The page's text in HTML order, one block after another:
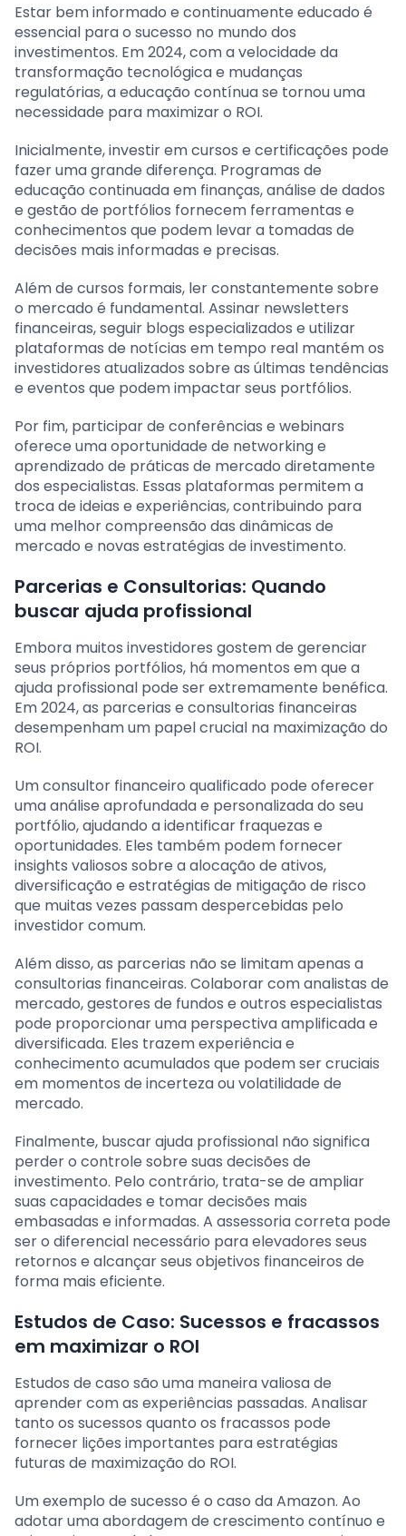
Estar bem informado e continuamente educado é
essencial para o sucesso no mundo dos
investimentos. Em 2024, com a velocidade da
transformação tecnológica e mudanças
regulatórias, a educação contínua se tornou uma
necessidade para maximizar o ROI.
Inicialmente, investir em cursos e certificações pode
fazer uma grande diferença. Programas de
educação continuada em finanças, análise de dados
e gestão de portfólios fornecem ferramentas e
conhecimentos que podem levar a tomadas de
decisões mais informadas e precisas.
Além de cursos formais, ler constantemente sobre
o mercado é fundamental. Assinar newsletters
financeiras, seguir blogs especializados e utilizar
plataformas de notícias em tempo real mantém os
investidores atualizados sobre as últimas tendências
e eventos que podem impactar seus portfólios.
Por fim, participar de conferências e webinars
oferece uma oportunidade de networking e
aprendizado de práticas de mercado diretamente
dos especialistas. Essas plataformas permitem a
troca de ideias e experiências, contribuindo para
uma melhor compreensão das dinâmicas de
mercado e novas estratégias de investimento.
Parcerias e Consultorias: Quando
buscar ajuda profissional
Embora muitos investidores gostem de gerenciar
seus próprios portfólios, há momentos em que a
ajuda profissional pode ser extremamente benéfica.
Em 2024, as parcerias e consultorias financeiras
desempenham um papel crucial na maximização do
ROI.
Um consultor financeiro qualificado pode oferecer
uma análise aprofundada e personalizada do seu
portfólio, ajudando a identificar fraquezas e
oportunidades. Eles também podem fornecer
insights valiosos sobre a alocação de ativos,
diversificação e estratégias de mitigação de risco
que muitas vezes passam despercebidas pelo
investidor comum.
Além disso, as parcerias não se limitam apenas a
consultorias financeiras. Colaborar com analistas de
mercado, gestores de fundos e outros especialistas
pode proporcionar uma perspectiva amplificada e
diversificada. Eles trazem experiência e
conhecimento acumulados que podem ser cruciais
em momentos de incerteza ou volatilidade de
mercado.
Finalmente, buscar ajuda profissional não significa
perder o controle sobre suas decisões de
investimento. Pelo contrário, trata-se de ampliar
suas capacidades e tomar decisões mais
embasadas e informadas. A assessoria correta pode
ser o diferencial necessário para elevadores seus
retornos e alcançar seus objetivos financeiros de
forma mais eficiente.
Estudos de Caso: Sucessos e fracassos
em maximizar o ROI
Estudos de caso são uma maneira valiosa de
aprender com as experiências passadas. Analisar
tanto os sucessos quanto os fracassos pode
fornecer lições importantes para estratégias
futuras de maximização do ROI.
Um exemplo de sucesso é o caso da Amazon. Ao
adotar uma abordagem de crescimento contínuo e